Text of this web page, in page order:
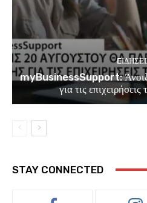
myBusinessSupport:
για τις
STAY CONNECTED